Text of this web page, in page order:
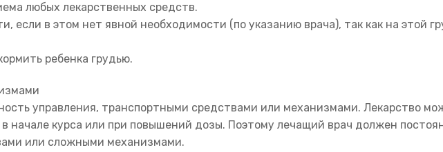
любых лекарственных средств.
если в этом нет явной необходимости (по указанию врача), так как на этой
ребенка грудью.
управления, транспортными средствами или механизмами. Лекарство
начале курса или при повышений дозы. Поэтому лечащий врач должен
или сложными механизмами.